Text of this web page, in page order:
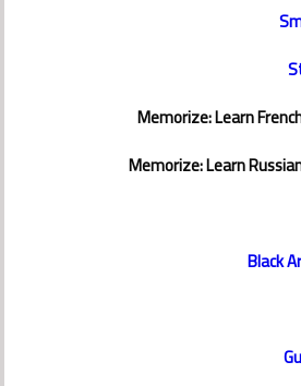
Memorize: Learn
Memorize: Learn
Black